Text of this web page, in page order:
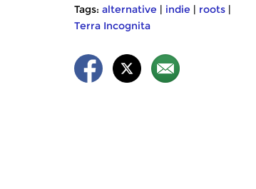
Tags: alternative | indie | roots |
Terra Incognita